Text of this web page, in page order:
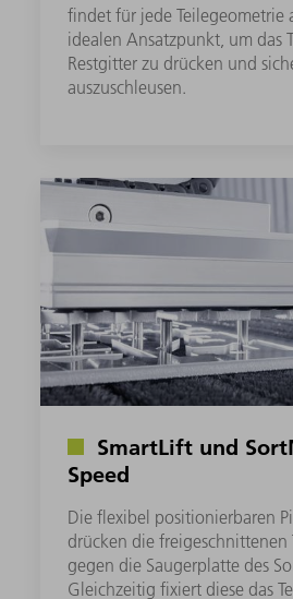
findet für jede Teilegeometrie
idealen Ansatzpunkt, um das
Restgitter zu drücken und
auszuschleusen.
SmartLift und
Speed
Die flexibel positionierbaren
drücken die freigeschnittenen
gegen die Saugerplatte des
Gleichzeitig fixiert diese das